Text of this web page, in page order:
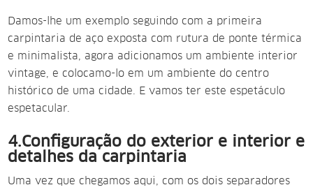
Damos-lhe um exemplo seguindo com a primeira
carpintaria de aço exposta com rutura de ponte térmica
e minimalista, agora adicionamos um ambiente interior
vintage, e colocamo-lo em um ambiente do centro
histórico de uma cidade. E vamos ter este espetáculo
espetacular.
4.Configuração do exterior e interior e
detalhes da carpintaria
Uma vez que chegamos aqui, com os dois separadores